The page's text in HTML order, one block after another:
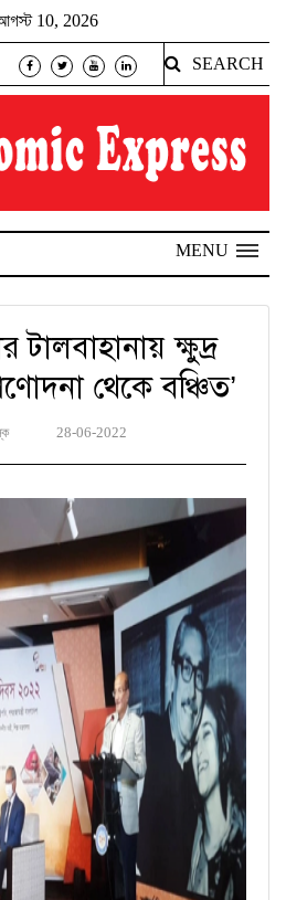
10, 2026
SEARCH
MENU
টালবাহানায় ক্ষুদ্র
থেকে বঞ্চিত’
28-06-2022